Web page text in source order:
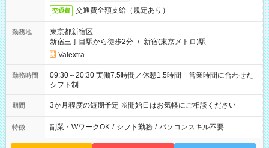
交通費 交通費全額支給（規定あり）
勤務地
東京都新宿区
新宿三丁目駅から徒歩2分 / 新宿(東京メトロ)駅
Valextra
勤務時間
09:30～20:30 実働7.5時間／休憩1.5時間 営業時間に合わせた
シフト制
期間 3か月程度の短期予定 ※開始日はお気軽にご相談ください
特徴 副業・WワークOK / シフト勤務 / パソコンスキル不要